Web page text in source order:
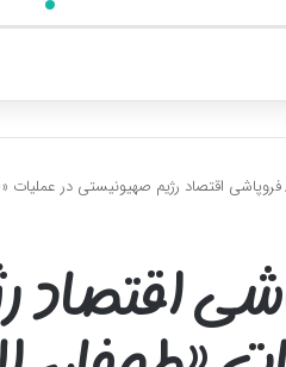
فروپاشی اقتصاد رژیم صهیونیستی در عملیات
اقتصاد